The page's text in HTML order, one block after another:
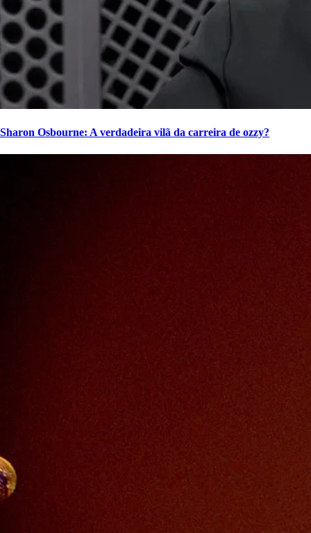
Sharon Osbourne: A verdadeira vilã da carreira de ozzy?